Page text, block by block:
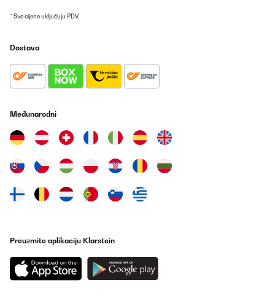
* Sve cijene uključuju PDV.
Dostava
Međunarodni
Preuzmite aplikaciju Klarstein